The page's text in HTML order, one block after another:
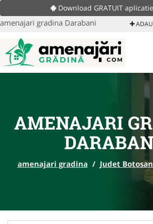
Download GRATUIT
amenajari gradina Darabani
AMENAJARI
amenajari gradina / Judet